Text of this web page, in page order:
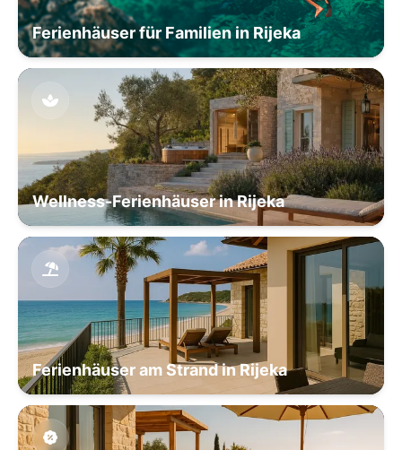
Ferienhäuser für Familien in Rijeka
Wellness-Ferienhäuser in Rijeka
Ferienhäuser am Strand in Rijeka